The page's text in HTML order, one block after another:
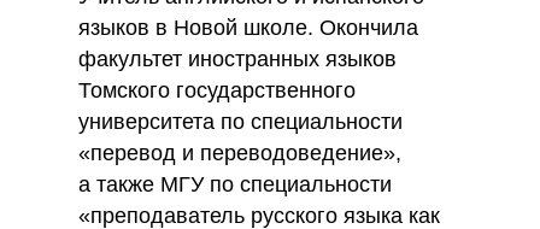
языков в Новой школе. Окончила
факультет иностранных языков
Томского государственного
университета по специальности
«перевод и переводоведение»,
а также МГУ по специальности
«преподаватель русского языка как